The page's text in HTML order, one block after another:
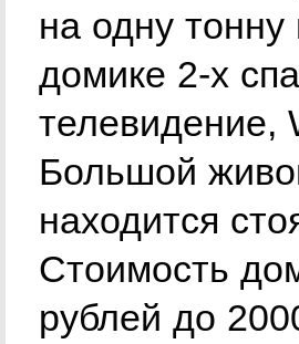
на одну
домике 2-х
телевидение,
Большой
находится
Стоимость
рублей до